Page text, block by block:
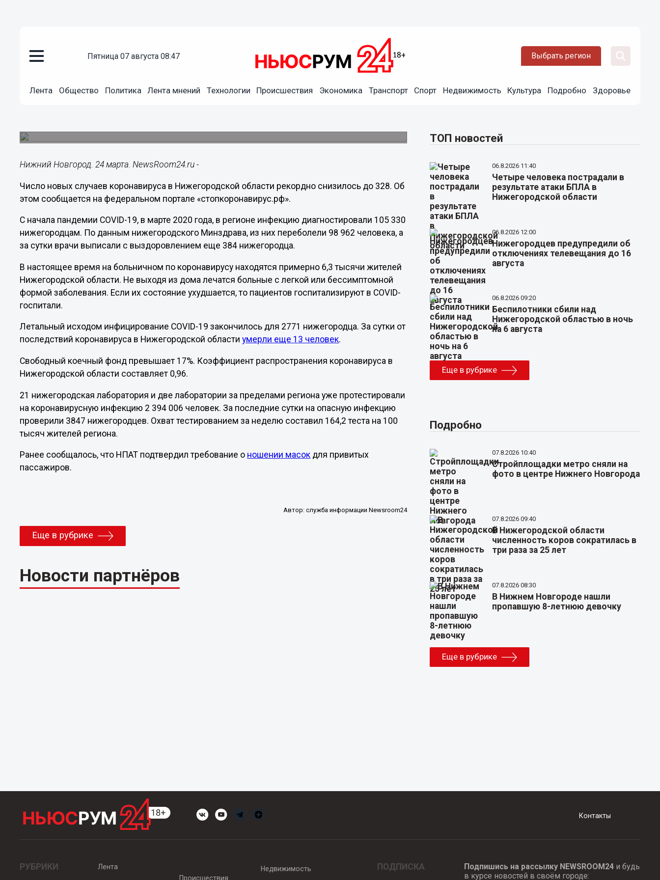
пятница 07 августа 08:47 Выбрать регион
Лента Общество Политика Лента мнений Технологии Происшествия Экономика Транспорт Спорт Недвижимость Культура Подробно Здоровье
Рекордные 328 случаев коронавируса выявили в
Нижний Новгород. 24 марта. NewsRoom24.ru -
Число новых случаев коронавируса в Нижегородской области рекордно снизилось до 328. Об
этом сообщается на федеральном портале «стопкоронавирус.рф».
С начала пандемии COVID-19, в марте 2020 года, в регионе инфекцию диагностировали 105 330
нижегородцам. По данным нижегородского Минздрава, из них переболели 98 962 человека, а
за сутки врачи выписали с выздоровлением еще 384 нижегородца.
В настоящее время на больничном по коронавирусу находятся примерно 6,3 тысячи жителей
Нижегородской области. Не выходя из дома лечатся больные с легкой или бессимптомной
формой заболевания. Если их состояние ухудшается, то пациентов госпитализируют в COVID-
госпитали.
Летальный исходом инфицирование COVID-19 закончилось для 2771 нижегородца. За сутки от
последствий коронавируса в Нижегородской областиумерли еще 13 человек.
Свободный коечный фонд превышает 17%. Коэффициент распространения коронавируса в
Нижегородской области составляет 0,96.
21 нижегородская лаборатория и две лаборатории за пределами региона уже протестировали
на коронавирусную инфекцию 2 394 006 человек. За последние сутки на опасную инфекцию
проверили 3847 нижегородцев. Охват тестированием за неделю составил 164,2 теста на 100
тысяч жителей региона.
Ранее сообщалось, что НПАТ подтвердил требование о ношении масок для привитых
пассажиров.
Автор: служба информации Newsroom24
Еще в рубрике
Новости партнёров
ТОП новостей
06.8.2026 11:40
Четыре человека пострадали в
результате атаки БПЛА в
Нижегородской области
06.8.2026 12:00
Нижегородцев предупредили об
отключениях телевещания до 16
августа
06.8.2026 09:20
Беспилотники сбили над
Нижегородской областью в ночь
на 6 августа
Еще в рубрике
Подробно
07.8.2026 10:40
Стройплощадки метро сняли на
фото в центре Нижнего Новгорода
07.8.2026 09:40
В Нижегородской области
численность коров сократилась в
три раза за 25 лет
07.8.2026 08:30
В Нижнем Новгороде нашли
пропавшую 8-летнюю девочку
Еще в рубрике
Контакты
РУБРИКИ
Лента
Происшествия
Недвижимость ПОДПИСКА Подпишись на рассылку NEWSROOM24и будь
в курсе новостей в своём городе: